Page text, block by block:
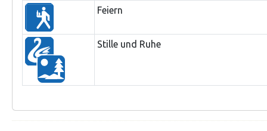
Feiern
Stille und Ruhe